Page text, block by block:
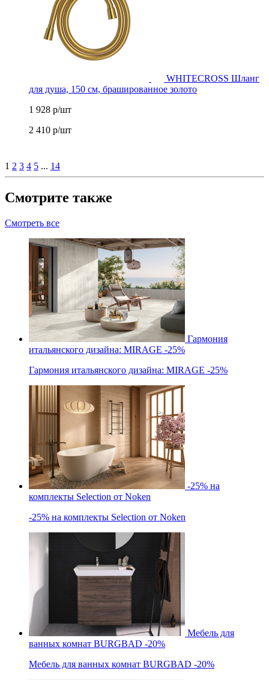
WHITECROSS Шланг
для душа, 150 см, брашированное золото
1 928 р/шт
2 410 р/шт
1 2 3 4 5 ... 14
Смотрите также
Смотреть все
Гармония
итальянского дизайна: MIRAGE -25%
Гармония итальянского дизайна: MIRAGE -25%
-25% на
комплекты Selection от Noken
-25% на комплекты Selection от Noken
Мебель для
ванных комнат BURGBAD -20%
Мебель для ванных комнат BURGBAD -20%